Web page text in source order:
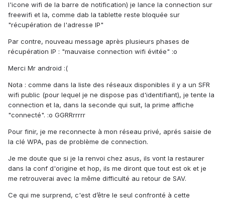
l'icone wifi de la barre de notification) je lance la connection sur
freewifi et la, comme dab la tablette reste bloquée sur
"récupération de l'adresse IP"
Par contre, nouveau message après plusieurs phases de
récupération IP : "mauvaise connection wifi évitée" :o
Merci Mr android :(
Nota : comme dans la liste des réseaux disponibles il y a un SFR
wifi public (pour lequel je ne dispose pas d'identifiant), je tente la
connection et la, dans la seconde qui suit, la prime affiche
"connecté". :o GGRRrrrrr
Pour finir, je me reconnecte à mon réseau privé, aprés saisie de
la clé WPA, pas de problème de connection.
Je me doute que si je la renvoi chez asus, ils vont la restaurer
dans la conf d'origine et hop, ils me diront que tout est ok et je
me retrouverai avec la même difficulté au retour de SAV.
Ce qui me surprend, c'est d’être le seul confronté à cette